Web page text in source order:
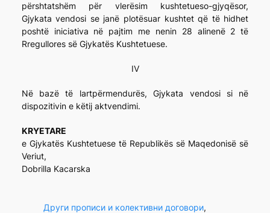
përshtatshëm për vlerësim kushtetueso-gjyqësor,
Gjykata vendosi se janë plotësuar kushtet që të hidhet
poshtë iniciativa në pajtim me nenin 28 alinenë 2 të
Rregullores së Gjykatës Kushtetuese.
IV
Në bazë të lartpërmendurës, Gjykata vendosi si në
dispozitivin e këtij aktvendimi.
KRYETARE
e Gjykatës Kushtetuese të Republikës së Maqedonisë së
Veriut,
Dobrilla Kacarska
Други прописи и колективни договори